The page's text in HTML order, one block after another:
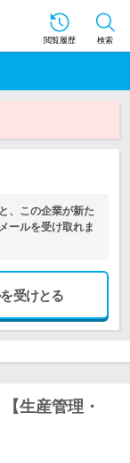
閲覧履歴 検索
、この企業が新た
ールを受け取れま
受けとる
生産管理・